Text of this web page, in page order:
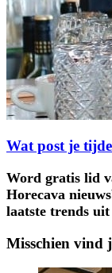
Wat post je
Word gratis lid
Horecava
laatste trends
Misschien vind